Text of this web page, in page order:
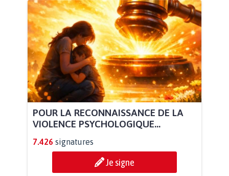
POUR LA RECONNAISSANCE DE LA
VIOLENCE PSYCHOLOGIQUE...
7.426 signatures
Je signe